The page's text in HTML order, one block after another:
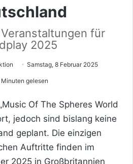
für
2025
Samstag, 8 Februar 2025
Minuten gelesen
Of The Spheres World
jedoch sind bislang keine
geplant. Die einzigen
Auftritte finden im
2025 in Großbritannien